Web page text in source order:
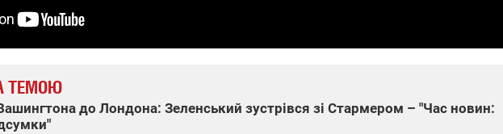
ТЕМОЮ
до Лондона: Зеленський зустрівся зі Стармером – "Час новин: